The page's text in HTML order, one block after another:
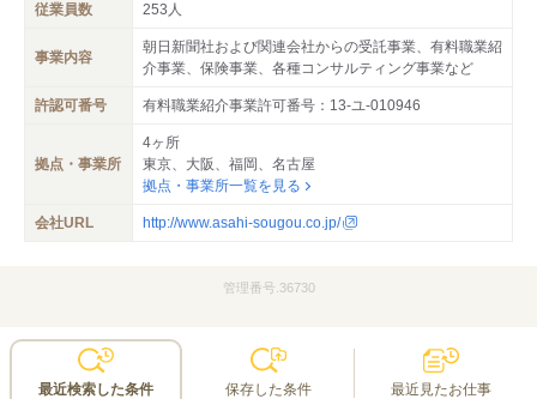
従業員数 253人
事業内容
朝日新聞社および関連会社からの受託事業、有料職業紹
介事業、保険事業、各種コンサルティング事業など
許認可番号 有料職業紹介事業許可番号：13-ユ-010946
拠点・事業所
4ヶ所
東京、大阪、福岡、名古屋
拠点・事業所一覧を見る
会社URL http://www.asahi-sougou.co.jp/
管理番号.36730
最近検索した条件 保存した条件 最近見たお仕事